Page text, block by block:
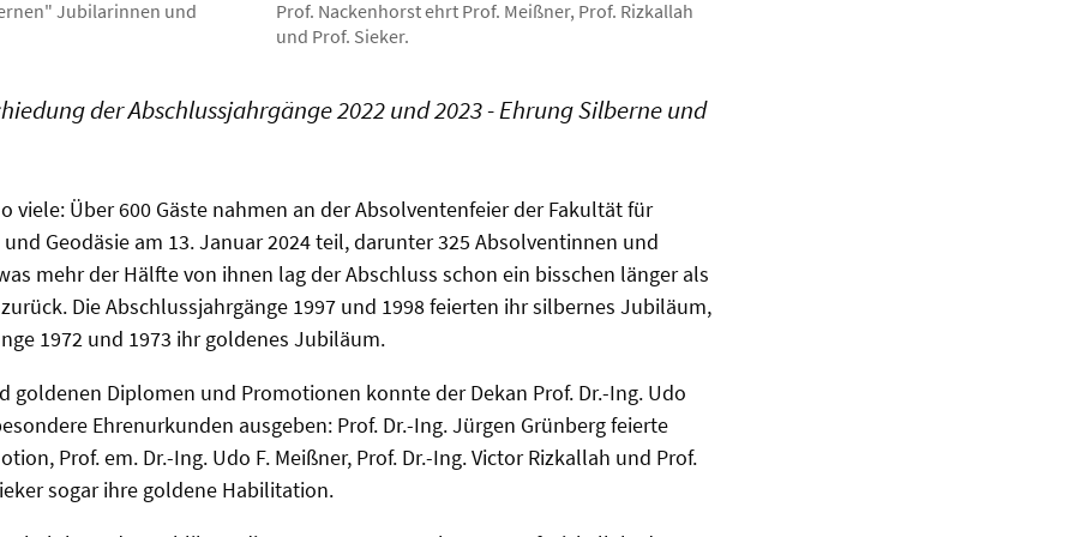
Jubilarinnen und
Prof. Nackenhorst ehrt Prof. Meißner, Prof. Rizkallah
und Prof. Sieker.
der Abschlussjahrgänge 2022 und 2023 - Ehrung Silberne und
viele: Über 600 Gäste nahmen an der Absolventenfeier der Fakultät für
Geodäsie am 13. Januar 2024 teil, darunter 325 Absolventinnen und
mehr der Hälfte von ihnen lag der Abschluss schon ein bisschen länger als
Die Abschlussjahrgänge 1997 und 1998 feierten ihr silbernes Jubiläum,
1972 und 1973 ihr goldenes Jubiläum.
goldenen Diplomen und Promotionen konnte der Dekan Prof. Dr.-Ing. Udo
Ehrenurkunden ausgeben: Prof. Dr.-Ing. Jürgen Grünberg feierte
Prof. em. Dr.-Ing. Udo F. Meißner, Prof. Dr.-Ing. Victor Rizkallah und Prof.
sogar ihre goldene Habilitation.